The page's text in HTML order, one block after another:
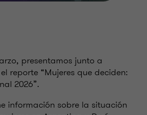
presentamos junto a
reporte “Mujeres que deciden:
2026”.
información sobre la situación